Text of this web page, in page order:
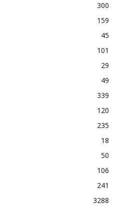
300
159
45
101
29
49
339
120
235
18
50
106
241
3288